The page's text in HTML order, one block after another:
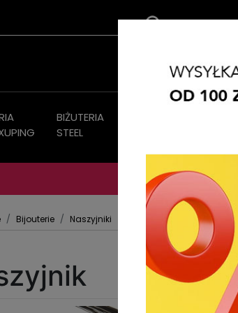
BIŻUTERIA
STEEL
Bijouterie Naszyjniki